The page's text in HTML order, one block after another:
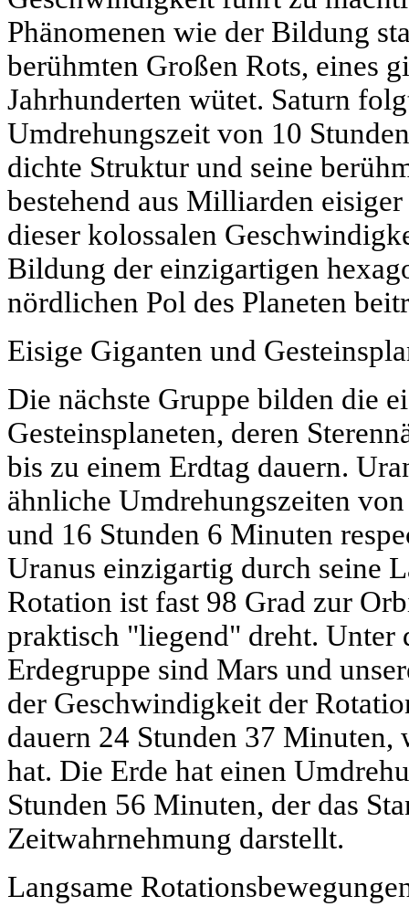
Phänomenen wie der Bildung
berühmten Großen Rots, eines
Jahrhunderten wütet. Saturn
Umdrehungszeit von 10
dichte Struktur und seine
bestehend aus Milliarden
dieser kolossalen
Bildung der einzigartigen
nördlichen Pol des Planeten
Eisige Giganten und
Die nächste Gruppe bilden die
Gesteinsplaneten, deren
bis zu einem Erdtag dauern.
ähnliche Umdrehungszeiten
und 16 Stunden 6 Minuten
Uranus einzigartig durch seine
Rotation ist fast 98 Grad zur
praktisch "liegend" dreht. Unter
Erdegruppe sind Mars und
der Geschwindigkeit der
dauern 24 Stunden 37 Minuten,
hat. Die Erde hat einen
Stunden 56 Minuten, der das
Zeitwahrnehmung darstellt.
Langsame